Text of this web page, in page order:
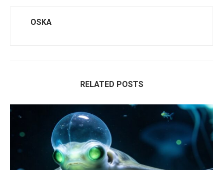
OSKA
RELATED POSTS